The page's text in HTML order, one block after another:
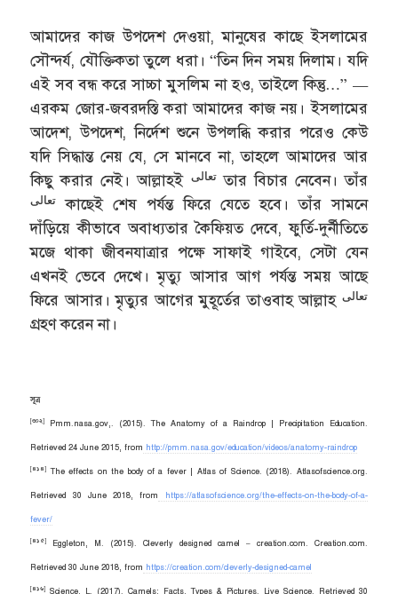
আমাদের কাজ উপদেশ দেওয়া, মানুষের কাছে ইসলামের
সৌন্দর্য, যৌক্তিকতা তুলে ধরা। “তিন দিন সময় দিলাম। যদি
এই সব বন্ধ করে সাচ্চা মুসলিম না হও, তাইলে কিন্তু…” —
এরকম জোর-জবরদস্তি করা আমাদের কাজ নয়। ইসলামের
আদেশ, উপদেশ, নির্দেশ শুনে উপলব্ধি করার পরেও কেউ
যদি সিদ্ধান্ত নেয় যে, সে মানবে না, তাহলে আমাদের আর
কিছু করার নেই। আল্লাহই تعالىতার বিচার নেবেন। তাঁর
تعالى কাছেই শেষ পর্যন্ত ফিরে যেতে হবে। তাঁর সামনে
দাঁড়িয়ে কীভাবে অবাধ্যতার কৈফিয়ত দেবে, ফুর্তি-দুর্নীতিতে
মজে থাকা জীবনযাত্রার পক্ষে সাফাই গাইবে, সেটা যেন
এখনই ভেবে দেখে। মৃত্যু আসার আগ পর্যন্ত সময় আছে
ফিরে আসার। মৃত্যুর আগের মুহূর্তের তাওবাহ আল্লাহ تعالى
গ্রহণ করেন না।